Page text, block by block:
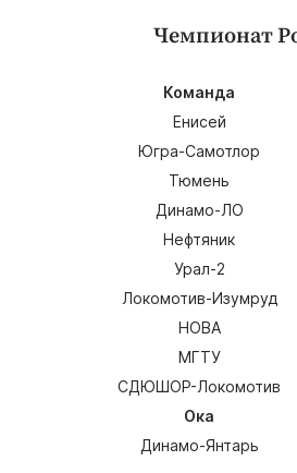
Чемпионат
Команда
Енисей
Югра-Самотлор
Тюмень
Динамо-ЛО
Нефтяник
Урал-2
Локомотив-Изумруд
НОВА
МГТУ
СДЮШОР-Локомотив
Ока
Динамо-Янтарь